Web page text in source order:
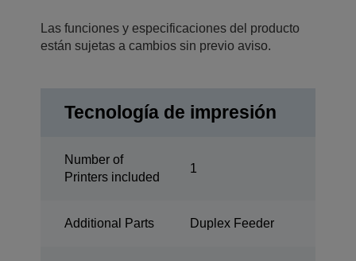
Las funciones y especificaciones del producto
están sujetas a cambios sin previo aviso.
Tecnología de impresión
Number of
Printers included
1
Additional Parts Duplex Feeder